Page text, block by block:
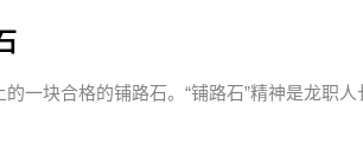
一块合格的铺路石。“铺路石”精神是龙职